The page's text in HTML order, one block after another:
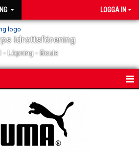
LOGGA IN
Idrottsförening
- Löpning - Boule